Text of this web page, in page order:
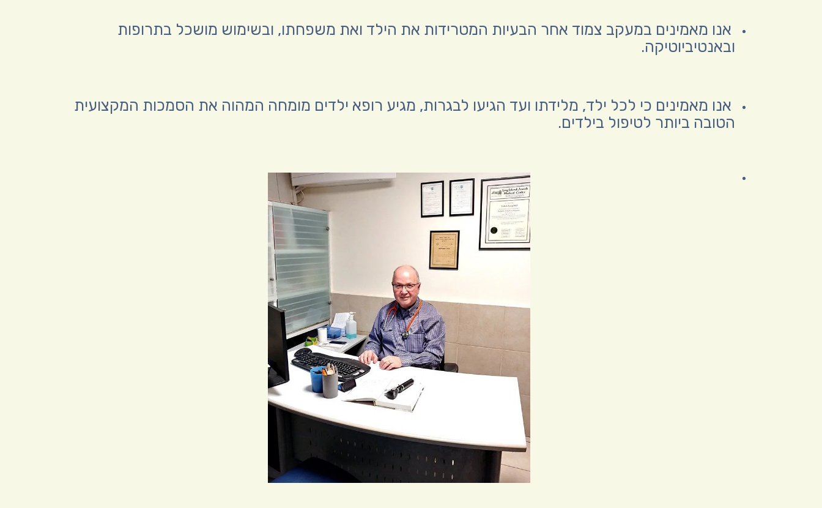
אנו מאמינים במעקב צמוד אחר הבעיות המטרידות את הילד ואת משפחתו, ובשימוש מושכל בתרופות
ובאנטיביוטיקה.
אנו מאמינים כי לכל ילד, מלידתו ועד הגיעו לבגרות, מגיע רופא ילדים מומחה המהוה את הסמכות המקצועית
הטובה ביותר לטיפול בילדים.